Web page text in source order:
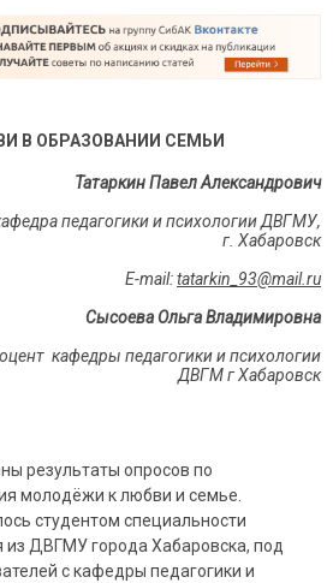
В ОБРАЗОВАНИИ СЕМЬИ
Татаркин Павел Александрович
педагогики и психологии ДВГМУ,
г. Хабаровск
E-mail:tatarkin _93@mail.ru
Сысоева Ольга Владимировна
кафедры педагогики и психологии
ДВГМ г Хабаровск
результаты опросов по
молодёжи к любви и семье.
студентом специальности
из ДВГМУ города Хабаровска, под
с кафедры педагогики и